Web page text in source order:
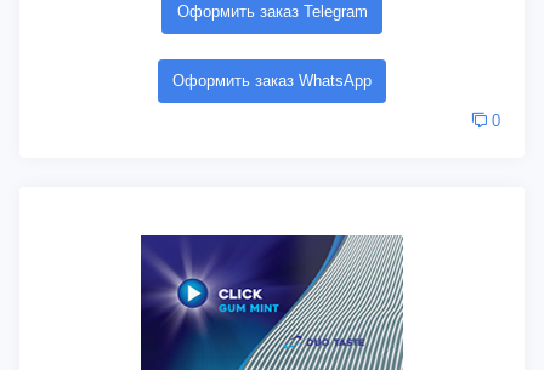
Оформить заказ Telegram
Оформить заказ WhatsApp
0